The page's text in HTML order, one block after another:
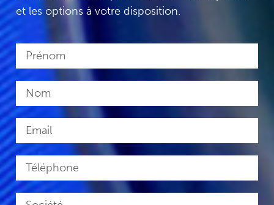
et les options à votre disposition.